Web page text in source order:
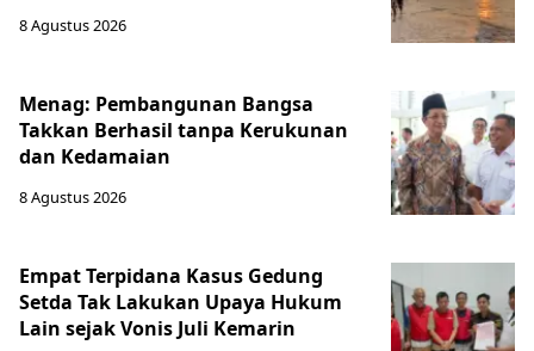
8 Agustus 2026
Menag: Pembangunan Bangsa
Takkan Berhasil tanpa Kerukunan
dan Kedamaian
8 Agustus 2026
Empat Terpidana Kasus Gedung
Setda Tak Lakukan Upaya Hukum
Lain sejak Vonis Juli Kemarin